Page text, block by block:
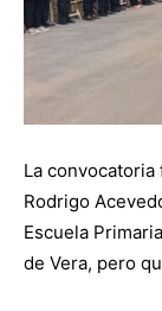
La
Rodrigo
Escuela
de Vera, pero